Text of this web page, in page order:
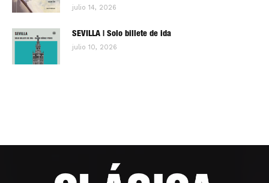
julio 14, 2026
SEVILLA | Solo billete de ida
julio 10, 2026